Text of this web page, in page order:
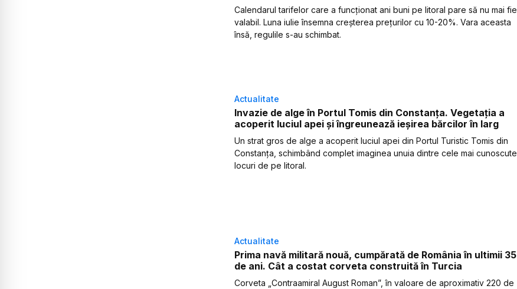
Calendarul tarifelor care a funcționat ani buni pe litoral pare să nu mai fie
valabil. Luna iulie însemna creșterea prețurilor cu 10-20%. Vara aceasta
însă, regulile s-au schimbat.
Actualitate
Invazie de alge în Portul Tomis din Constanța. Vegetația a
acoperit luciul apei și îngreunează ieșirea bărcilor în larg
Un strat gros de alge a acoperit luciul apei din Portul Turistic Tomis din
Constanța, schimbând complet imaginea unuia dintre cele mai cunoscute
locuri de pe litoral.
Actualitate
Prima navă militară nouă, cumpărată de România în ultimii 35
de ani. Cât a costat corveta construită în Turcia
Corveta „Contraamiral August Roman”, în valoare de aproximativ 220 de